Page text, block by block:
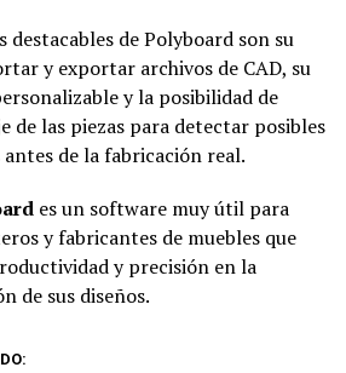
de Polyboard son su
y exportar archivos de CAD, su
y la posibilidad de
de las piezas para detectar posibles
de la fabricación real.
es un software muy útil para
y fabricantes de muebles que
y precisión en la
de sus diseños.